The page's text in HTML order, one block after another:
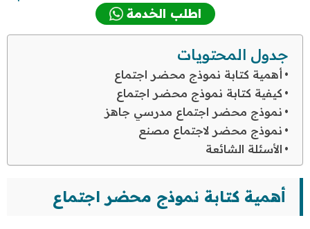
اطلب الخدمة
جدول المحتويات
أهمية كتابة نموذج محضر اجتماع
كيفية كتابة نموذج محضر اجتماع
نموذج محضر اجتماع مدرسي جاهز
نموذج محضر لاجتماع مصنع
الأسئلة الشائعة
أهمية كتابة نموذج محضر اجتماع